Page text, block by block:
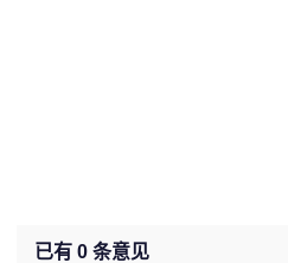
已有 0 条意见